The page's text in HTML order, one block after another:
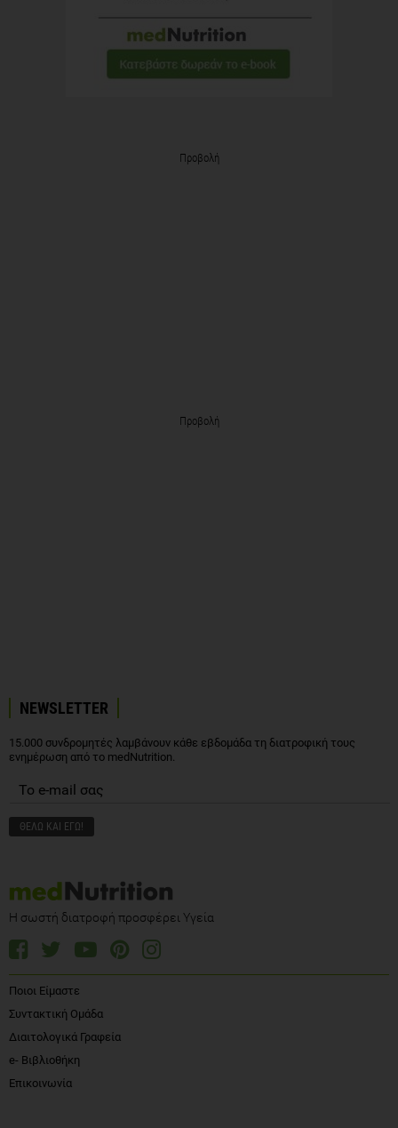
Προβολή
Προβολή
NEWSLETTER
15.000 συνδρομητές λαμβάνουν κάθε εβδομάδα τη διατροφική τους
ενημέρωση από το medNutrition.
Η σωστή διατροφή προσφέρει Υγεία
Ποιοι Είμαστε
Συντακτική Ομάδα
Διαιτολογικά Γραφεία
e- Βιβλιοθήκη
Επικοινωνία